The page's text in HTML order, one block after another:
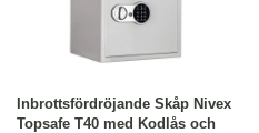
Inbrottsfördröjande Skåp Nivex
Topsafe T40 med Kodlås och
Köp Läs mer